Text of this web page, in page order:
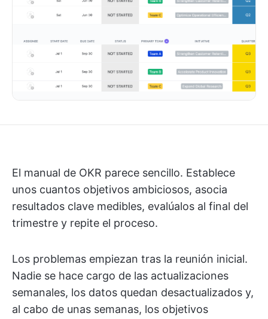
El manual de OKR parece sencillo. Establece
unos cuantos objetivos ambiciosos, asocia
resultados clave medibles, evalúalos al final del
trimestre y repite el proceso.
Los problemas empiezan tras la reunión inicial.
Nadie se hace cargo de las actualizaciones
semanales, los datos quedan desactualizados y,
al cabo de unas semanas, los objetivos